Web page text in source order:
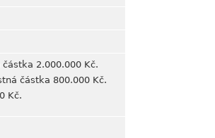
2.000.000 Kč.
částka 800.000 Kč.
Kč.